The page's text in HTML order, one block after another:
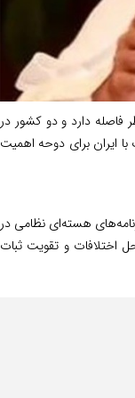
که ایران تنها ۱۵۰ مایل با قطر فاصله دارد و دو کشور در
ایران برای دوحه اهمیت
هسته‌ای نظامی در
اختلافات و تقویت ثبات